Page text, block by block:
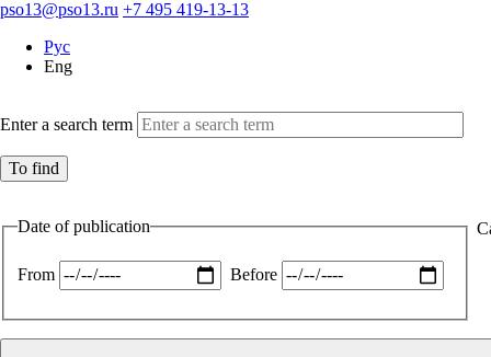
pso13@pso13.ru +7 495 419-13-13
Рус
Eng
Enter a search term
Date of publication
From Before